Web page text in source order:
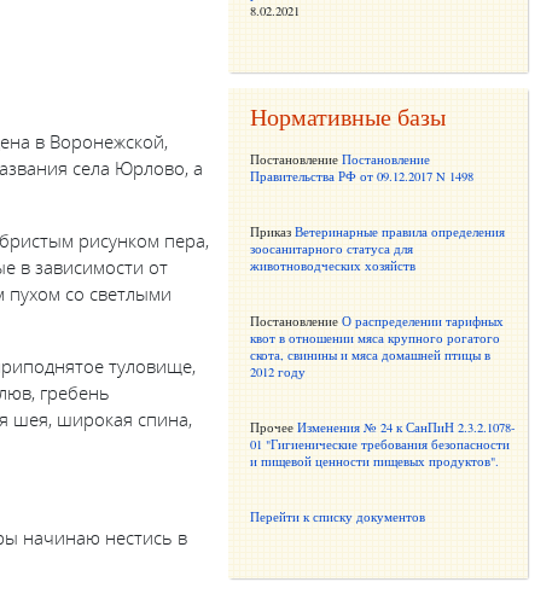
в Воронежской,
села Юрлово, а
рисунком пера,
в зависимости от
со светлыми
туловище,
гребень
шея, широкая спина,
начинаю нестись в
8.02.2021
Нормативные базы
Постановление Постановление
Правительства РФ от 09.12.2017 N 1498
Приказ Ветеринарные правила определения
зоосанитарного статуса для
животноводческих хозяйств
Постановление О распределении тарифных
квот в отношении мяса крупного рогатого
скота, свинины и мяса домашней птицы в
2012 году
Прочее Изменения № 24 к СанПиН 2.3.2.1078-
01 "Гигиенические требования безопасности
и пищевой ценности пищевых продуктов".
Перейти к списку документов